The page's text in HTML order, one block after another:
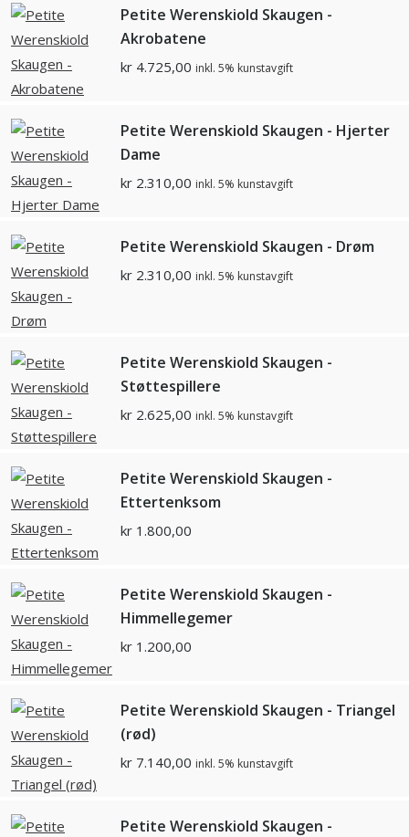
Petite Werenskiold Skaugen -
Akrobatene
kr 4.725,00 inkl. 5% kunstavgift
Petite Werenskiold Skaugen - Hjerter
Dame
kr 2.310,00 inkl. 5% kunstavgift
Petite Werenskiold Skaugen - Drøm
kr 2.310,00 inkl. 5% kunstavgift
Petite Werenskiold Skaugen -
Støttespillere
kr 2.625,00 inkl. 5% kunstavgift
Petite Werenskiold Skaugen -
Ettertenksom
kr 1.800,00
Petite Werenskiold Skaugen -
Himmellegemer
kr 1.200,00
Petite Werenskiold Skaugen - Triangel
(rød)
kr 7.140,00 inkl. 5% kunstavgift
Petite Werenskiold Skaugen -